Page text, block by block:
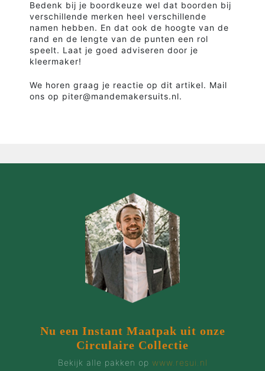
Bedenk bij je boordkeuze wel dat boorden bij
verschillende merken heel verschillende
namen hebben. En dat ook de hoogte van de
rand en de lengte van de punten een rol
speelt. Laat je goed adviseren door je
kleermaker!
We horen graag je reactie op dit artikel. Mail
ons op piter@mandemakersuits.nl.
Nu een Instant Maatpak uit onze
Circulaire Collectie
Bekijk alle pakken op www.resui.nl